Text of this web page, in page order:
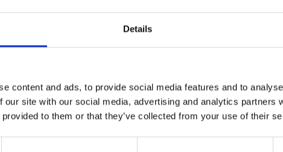
Details
content and ads, to provide social media features and to
our site with our social media, advertising and analytics partners
to them or that they’ve collected from your use of their